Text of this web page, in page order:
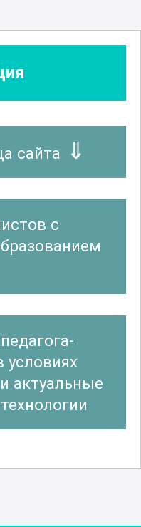
сайта
с
условиях
актуальные